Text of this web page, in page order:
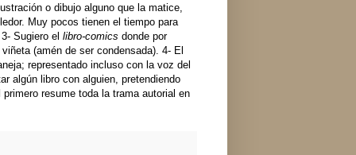
o dibujo alguno que la matice,
Muy pocos tienen el tiempo para
Sugiero el libro-comics donde por
(amén de ser condensada). 4- El
representado incluso con la voz del
algún libro con alguien, pretendiendo
primero resume toda la trama autorial en